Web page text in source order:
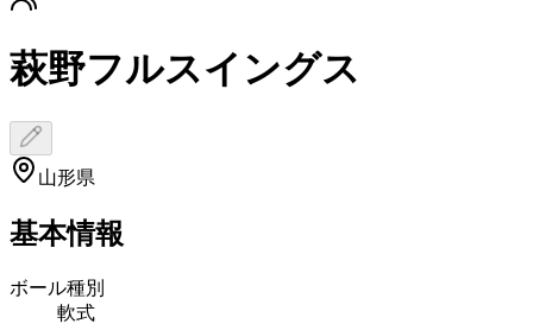
萩野フルスイングス
山形県
基本情報
ボール種別
軟式